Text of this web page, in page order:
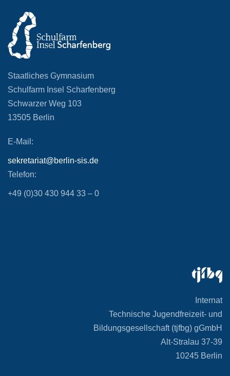
Staatliches Gymnasium
Schulfarm Insel Scharfenberg
Schwarzer Weg 103
13505 Berlin
E-Mail:
sekretariat@berlin-sis.de
Telefon:
+49 (0)30 430 944 33 – 0
Internat
Technische Jugendfreizeit- und
Bildungsgesellschaft (tjfbg) gGmbH
Alt-Stralau 37-39
10245 Berlin